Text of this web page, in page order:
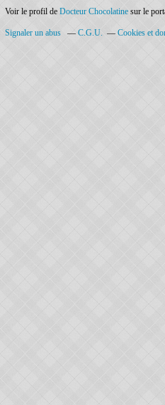
Voir le profil de Docteur Chocolatine sur le
Signaler un abus C.G.U. Cookies et